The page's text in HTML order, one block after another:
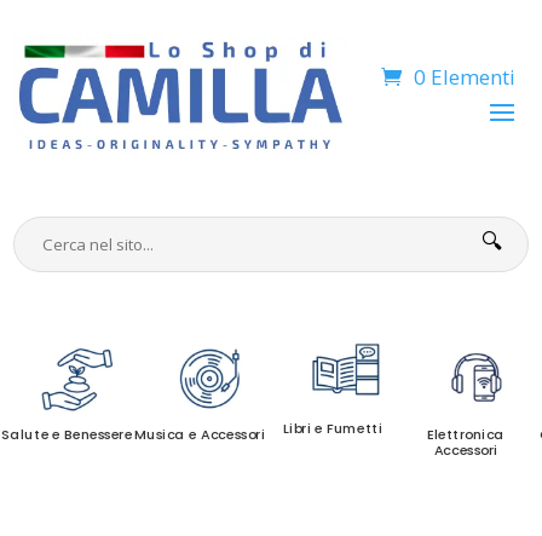
0 Elementi
🔍
Salute e BenessereMusica e Accessori Libri e Fumetti
Elettronica
Accessori